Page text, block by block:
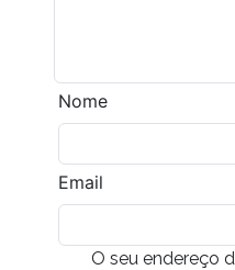
Nome
Email
O seu endereço